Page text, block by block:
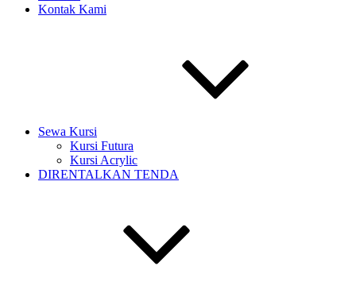
Kontak Kami
Sewa Kursi
Kursi Futura
Kursi Acrylic
DIRENTALKAN TENDA